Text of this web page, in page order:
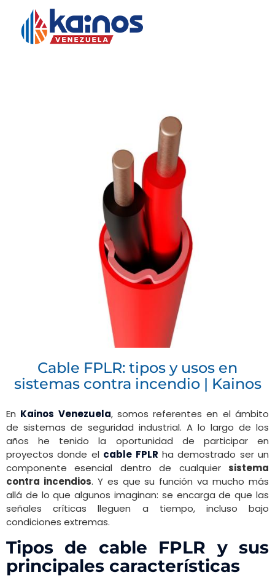
Cable FPLR: tipos y usos en
sistemas contra incendio | Kainos
En Kainos Venezuela, somos referentes en el ámbito
de sistemas de seguridad industrial. A lo largo de los
años he tenido la oportunidad de participar en
proyectos donde el cable FPLR ha demostrado ser un
componente esencial dentro de cualquier sistema
contra incendios. Y es que su función va mucho más
allá de lo que algunos imaginan: se encarga de que las
señales críticas lleguen a tiempo, incluso bajo
condiciones extremas.
Tipos de cable FPLR y sus
principales características